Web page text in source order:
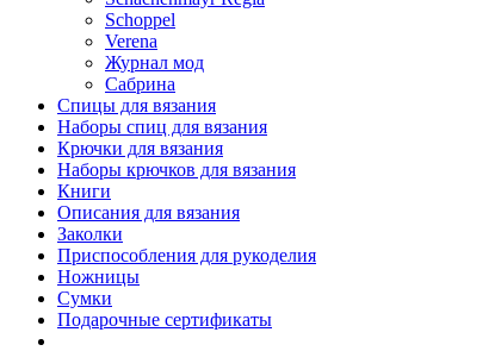
Schoppel
Verena
Журнал мод
Сабрина
Спицы для вязания
Наборы спиц для вязания
Крючки для вязания
Наборы крючков для вязания
Книги
Описания для вязания
Заколки
Приспособления для рукоделия
Ножницы
Сумки
Подарочные сертификаты